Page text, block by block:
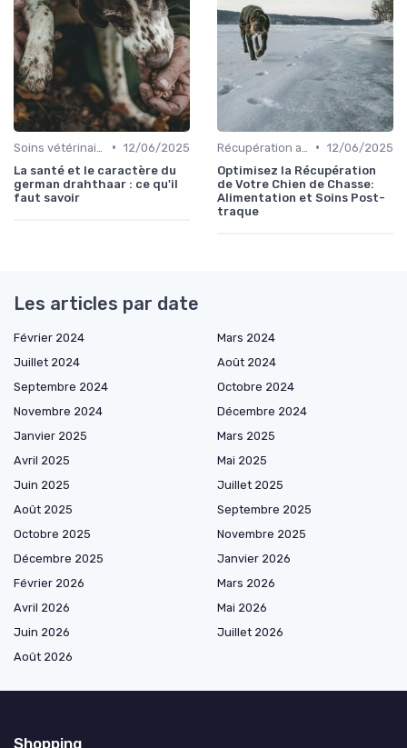
• 12/06/2025
La santé et le caractère du
german drahthaar : ce qu'il
faut savoir
• 12/06/2025
Optimisez la Récupération
de Votre Chien de Chasse:
Alimentation et Soins Post-
traque
Les articles par date
Février 2024
Mars 2024
Juillet 2024
Août 2024
Septembre 2024
Octobre 2024
Novembre 2024
Décembre 2024
Janvier 2025
Mars 2025
Avril 2025
Mai 2025
Juin 2025
Juillet 2025
Août 2025
Septembre 2025
Octobre 2025
Novembre 2025
Décembre 2025
Janvier 2026
Février 2026
Mars 2026
Avril 2026
Mai 2026
Juin 2026
Juillet 2026
Août 2026
Shopping